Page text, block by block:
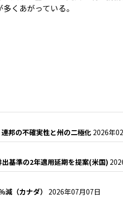
くあがっている。
邦の不確実性と州の二極化 2026年
基準の2年適用延期を提案(米国)
減（カナダ） 2026年07月07日